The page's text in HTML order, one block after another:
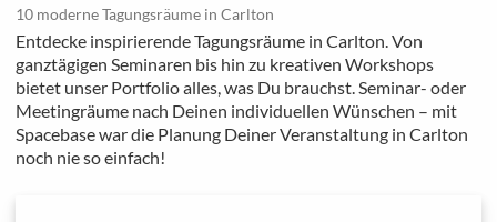
10 moderne Tagungsräume in Carlton
Entdecke inspirierende Tagungsräume in Carlton. Von
ganztägigen Seminaren bis hin zu kreativen Workshops
bietet unser Portfolio alles, was Du brauchst. Seminar- oder
Meetingräume nach Deinen individuellen Wünschen – mit
Spacebase war die Planung Deiner Veranstaltung in Carlton
noch nie so einfach!